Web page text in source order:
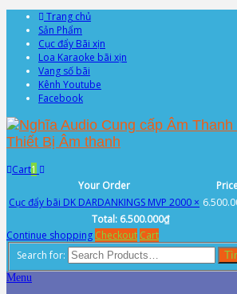
Trang chủ
Sản Phẩm
Cục đẩy Bãi xịn
Loa Karaoke bãi xịn
Vang số bãi
Kênh Youtube
Facebook
Cart1
Your Order
Cục đẩy bãi DK DARDANKINGS MVP 2000 ×
Total: 6.500.000₫
Continue shopping Checkout Cart
Search for:
Menu